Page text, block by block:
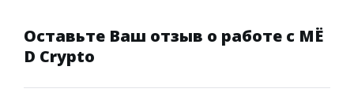
Оставьте Ваш отзыв о работе с MЁ
D Crypto